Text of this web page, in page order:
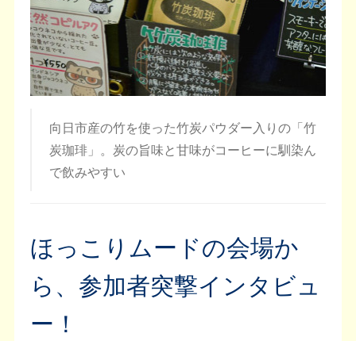
向日市産の竹を使った竹炭パウダー入りの「竹
炭珈琲」。炭の旨味と甘味がコーヒーに馴染ん
で飲みやすい
ほっこりムードの会場か
ら、参加者突撃インタビュ
ー！